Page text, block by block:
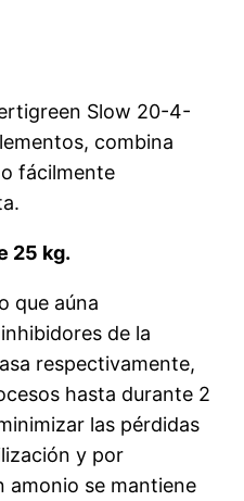
Slow 20-4-
combina
fácilmente
25 kg.
que aúna
de la
respectivamente,
hasta durante 2
las pérdidas
y por
amonio se mantiene